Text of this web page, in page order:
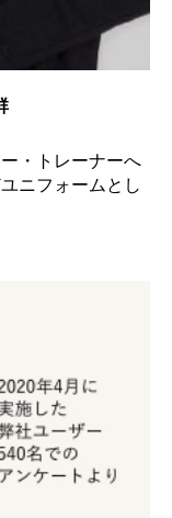
・トレーナーへ
ニフォームとし